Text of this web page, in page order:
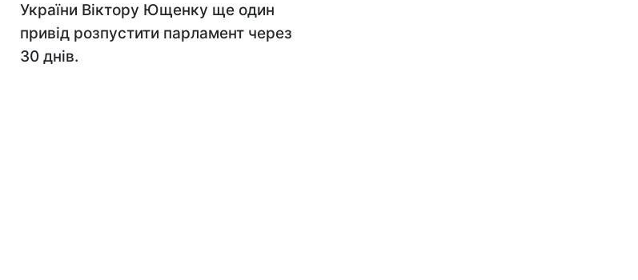
України Віктору Ющенку ще один
привід розпустити парламент через
30 днів.